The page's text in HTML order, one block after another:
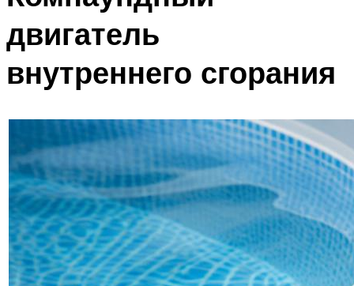
двигатель
внутреннего сгорания